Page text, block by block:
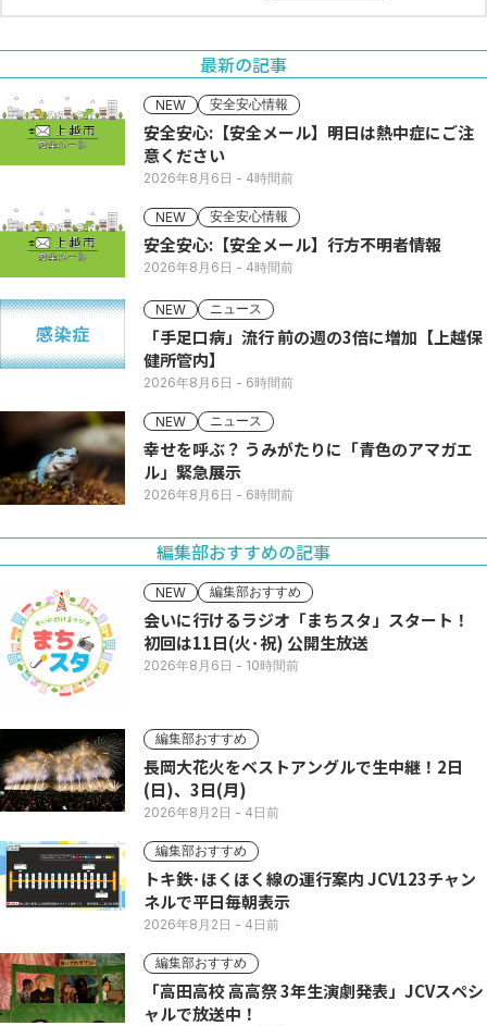
最新の記事
NEW 安全安心情報
安全安心:【安全メール】明日は熱中症にご注
意ください
2026年8月6日 - 4時間前
NEW 安全安心情報
安全安心:【安全メール】行方不明者情報
2026年8月6日 - 4時間前
NEW ニュース
「手足口病」流行 前の週の3倍に増加【上越保
健所管内】
2026年8月6日 - 6時間前
NEW ニュース
幸せを呼ぶ？ うみがたりに「青色のアマガエ
ル」緊急展示
2026年8月6日 - 6時間前
編集部おすすめの記事
NEW 編集部おすすめ
会いに行けるラジオ「まちスタ」スタート！
初回は11日(火･祝) 公開生放送
2026年8月6日 - 10時間前
編集部おすすめ
長岡大花火をベストアングルで生中継！2日
(日)、3日(月)
2026年8月2日 - 4日前
編集部おすすめ
トキ鉄･ほくほく線の運行案内 JCV123チャン
ネルで平日毎朝表示
2026年8月2日 - 4日前
編集部おすすめ
「高田高校 高高祭 3年生演劇発表」JCVスペシ
ャルで放送中！